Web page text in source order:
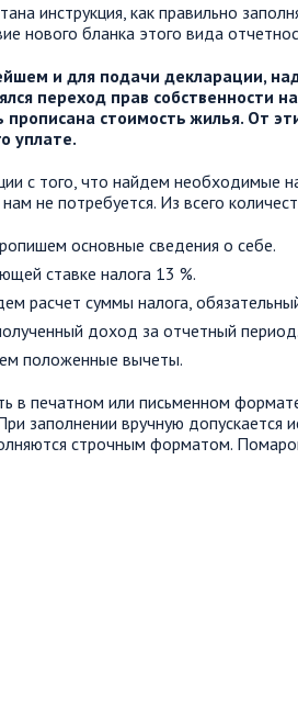
инструкция, как правильно
нового бланка этого вида
и для подачи декларации,
переход прав собственности
стоимость жилья. От
уплате.
с того, что найдем необходимые
не потребуется. Из всего
основные сведения о себе.
ставке налога 13 %.
расчет суммы налога,
доход за отчетный период.
положенные вычеты.
в печатном или письменном
заполнении вручную допускается
строчным форматом.